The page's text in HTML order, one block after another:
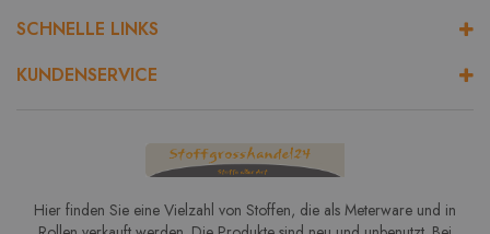
SCHNELLE LINKS
KUNDENSERVICE
Hier finden Sie eine Vielzahl von Stoffen, die als Meterware und in